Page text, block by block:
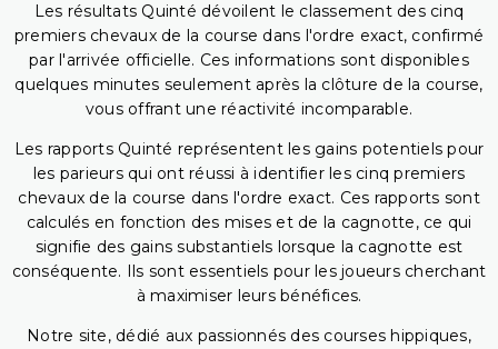
Les résultats Quinté dévoilent le classement des cinq
premiers chevaux de la course dans l'ordre exact, confirmé
par l'arrivée officielle. Ces informations sont disponibles
quelques minutes seulement après la clôture de la course,
vous offrant une réactivité incomparable.
Les rapports Quinté représentent les gains potentiels pour
les parieurs qui ont réussi à identifier les cinq premiers
chevaux de la course dans l'ordre exact. Ces rapports sont
calculés en fonction des mises et de la cagnotte, ce qui
signifie des gains substantiels lorsque la cagnotte est
conséquente. Ils sont essentiels pour les joueurs cherchant
à maximiser leurs bénéfices.
Notre site, dédié aux passionnés des courses hippiques,